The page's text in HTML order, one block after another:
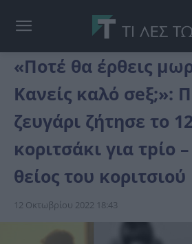
«Ποτέ θα έρθεις
Kανείς καλό σeξ;»:
ζευγάρι ζήτησε το
κοριτσάκι για τpίο
θείος του κοριτσιού
12 Οκτωβρίου 2022 18:43